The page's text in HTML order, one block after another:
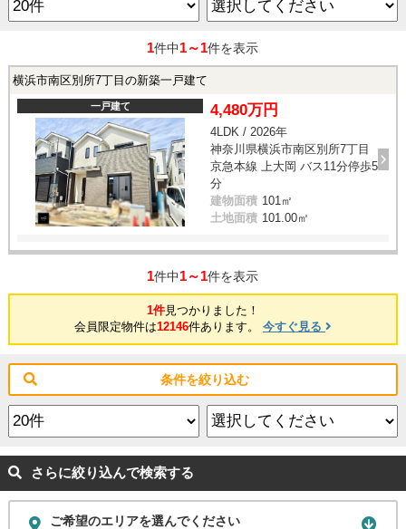
1件中1～1件を表示
横浜市南区別所7丁目の新築一戸建て
一戸建て 4,480万円
4LDK / 2026年
神奈川県横浜市南区別所7丁目
京急本線 上大岡 バス11分停歩5
分
建物面積 101㎡
土地面積 101.00㎡
1件中1～1件を表示
1件見つかりました！
会員限定物件は12146件あります。 今すぐ見る
条件を絞り込む
さらに絞り込んで検索する
ご希望のエリアを選んでください